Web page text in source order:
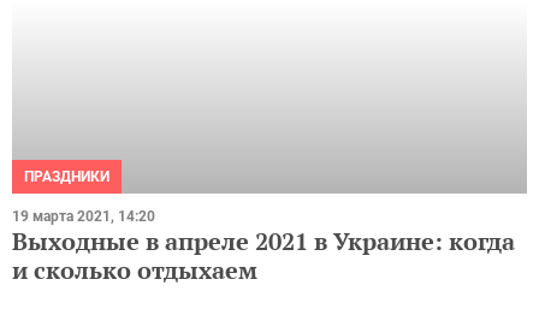
ПРАЗДНИКИ
Выходные в апреле 2021 в Украине: когда
и сколько отдыхаем